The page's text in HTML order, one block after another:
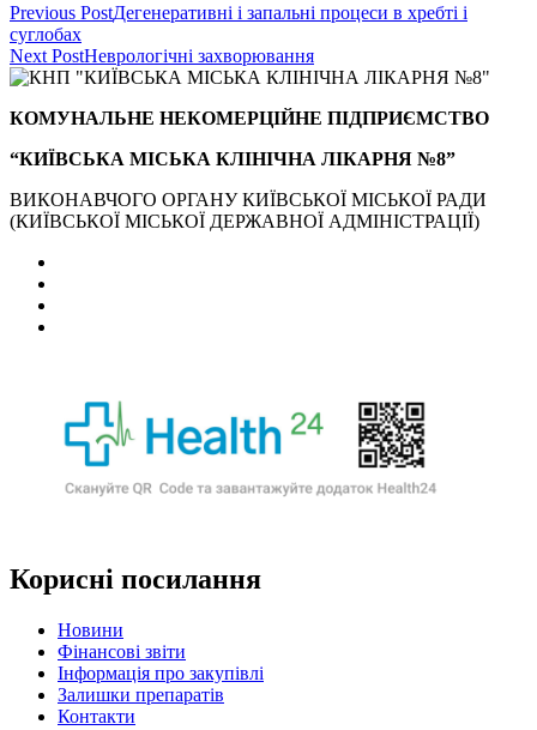
Навігація
записів
Previous PostДегенеративні і запальні процеси в хребті і
суглобах
Next PostНеврологічні захворювання
КОМУНАЛЬНЕ НЕКОМЕРЦІЙНЕ ПІДПРИЄМСТВО
“КИЇВСЬКА МІСЬКА КЛІНІЧНА ЛІКАРНЯ №8”
ВИКОНАВЧОГО ОРГАНУ КИЇВСЬКОЇ МІСЬКОЇ РАДИ
(КИЇВСЬКОЇ МІСЬКОЇ ДЕРЖАВНОЇ АДМІНІСТРАЦІЇ)
Корисні посилання
Новини
Фінансові звіти
Інформація про закупівлі
Залишки препаратів
Контакти